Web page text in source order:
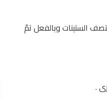
الستينات وبالفعل تمّ
.